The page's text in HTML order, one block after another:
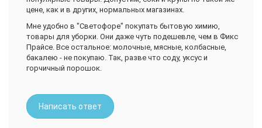
отличаются от тех, к которым мы привыкли. Конечно,
захотелось многое там приобрести, но чтобы в
последствии не хаить магазин, необходимо с умом
подходить к покупкам, которые мы совершаем. Я
присмотрела себе там множество бытовой химии, часть
которой мы даже успели перенюхать, изучила состав на
пельменях, хинкали и мантах, порадовалась низким ценам
чем детская игровая палатка-домик, а вышли мы оттуда
налегке, прикупив пару килограммов вкусного свежего
арахиса, кило леденцовых конфет на пробу, и еще какой-то
цене, как и в других, нормальных магазинах.
Мне удобно в "Светофоре" покупать бытовую химию,
товары для уборки. Они даже чуть подешевле, чем в Фикс
Прайсе. Все остальное: молочные, мясные, колбасные,
бакалею - не покупаю. Так, разве что соду, уксус и
горчичный порошок.
Написать ответ